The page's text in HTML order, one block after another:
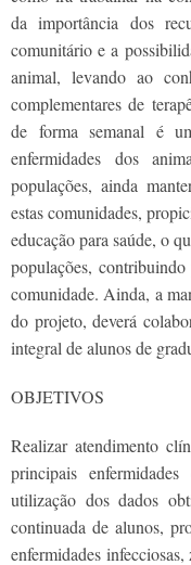
da importância dos
comunitário e a
animal, levando ao
complementares de
de forma semanal é
enfermidades dos
populações, ainda
estas comunidades,
educação para saúde, o
populações,
comunidade. Ainda, a
do projeto, deverá
integral de alunos de
OBJETIVOS
Realizar atendimento
principais
utilização dos dados
continuada de alunos,
enfermidades